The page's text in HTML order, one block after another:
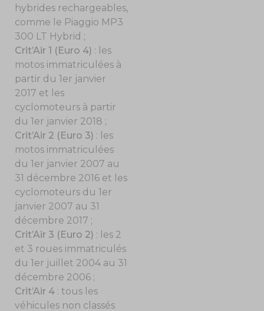
hybrides rechargeables,
comme le Piaggio MP3
300 LT Hybrid ;
Crit’Air 1 (Euro 4) : les
motos immatriculées à
partir du 1er janvier
2017 et les
cyclomoteurs à partir
du 1er janvier 2018 ;
Crit’Air 2 (Euro 3) : les
motos immatriculées
du 1er janvier 2007 au
31 décembre 2016 et les
cyclomoteurs du 1er
janvier 2007 au 31
décembre 2017 ;
Crit’Air 3 (Euro 2) : les 2
et 3 roues immatriculés
du 1er juillet 2004 au 31
décembre 2006 ;
Crit’Air 4 : tous les
véhicules non classés